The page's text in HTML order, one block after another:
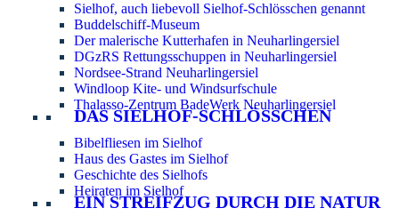
Sielhof, auch liebevoll Sielhof-Schlösschen genannt
Buddelschiff-Museum
Der malerische Kutterhafen in Neuharlingersiel
DGzRS Rettungsschuppen in Neuharlingersiel
Nordsee-Strand Neuharlingersiel
Windloop Kite- und Windsurfschule
Thalasso-Zentrum BadeWerk Neuharlingersiel
DAS SIELHOF-SCHLÖSSCHEN
Bibelfliesen im Sielhof
Haus des Gastes im Sielhof
Geschichte des Sielhofs
Heiraten im Sielhof
EIN STREIFZUG DURCH DIE NATUR